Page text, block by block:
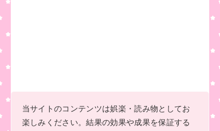
当サイトのコンテンツは娯楽・読み物としてお
楽しみください。結果の効果や成果を保証する